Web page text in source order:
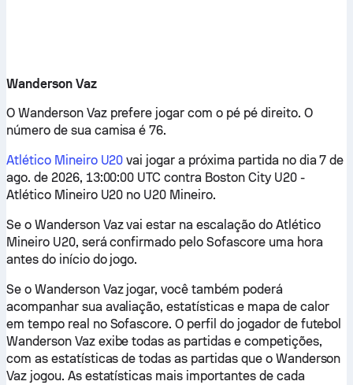
Wanderson Vaz
O Wanderson Vaz prefere jogar com o pé pé direito. O
número de sua camisa é 76.
Atlético Mineiro U20 vai jogar a próxima partida no dia 7 de
ago. de 2026, 13:00:00 UTC contra Boston City U20 -
Atlético Mineiro U20 no U20 Mineiro.
Se o Wanderson Vaz vai estar na escalação do Atlético
Mineiro U20, será confirmado pelo Sofascore uma hora
antes do início do jogo.
Se o Wanderson Vaz jogar, você também poderá
acompanhar sua avaliação, estatísticas e mapa de calor
em tempo real no Sofascore. O perfil do jogador de futebol
Wanderson Vaz exibe todas as partidas e competições,
com as estatísticas de todas as partidas que o Wanderson
Vaz jogou. As estatísticas mais importantes de cada